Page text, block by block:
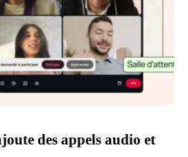
des appels audio et